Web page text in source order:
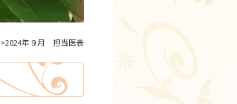
>2024年９月 担当医表